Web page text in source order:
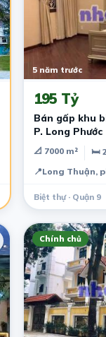
5 năm trước
195 Tỷ
Bán gấp khu
P. Long Phước
📐 7000 m² 🛏
📍Long Thuận,
Biệt thự · Quận 9
Chính chủ